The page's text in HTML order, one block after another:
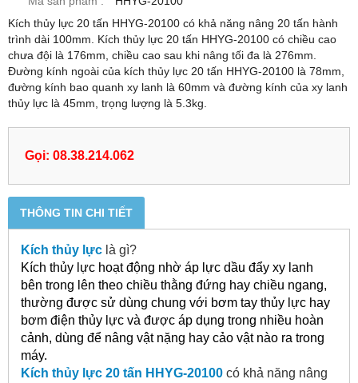
Kích thủy lực 20 tấn HHYG-20100 có khả năng nâng 20 tấn hành
trình dài 100mm. Kích thủy lực 20 tấn HHYG-20100 có chiều cao
chưa đội là 176mm, chiều cao sau khi nâng tối đa là 276mm.
Đường kính ngoài của kích thủy lực 20 tấn HHYG-20100 là 78mm,
đường kính bao quanh xy lanh là 60mm và đường kính của xy lanh
thủy lực là 45mm, trọng lượng là 5.3kg.
Gọi: 08.38.214.062
THÔNG TIN CHI TIẾT
Kích thủy lực là gì?
Kích thủy lực hoạt động nhờ áp lực dầu đẩy xy lanh
bên trong lên theo chiều thằng đứng hay chiều ngang,
thường được sử dùng chung với bơm tay thủy lực hay
bơm điện thủy lực và được áp dụng trong nhiều hoàn
cảnh, dùng để nâng vật nặng hay cảo vật nào ra trong
máy.
Kích thủy lực 20 tấn HHYG-20100 có khả năng nâng